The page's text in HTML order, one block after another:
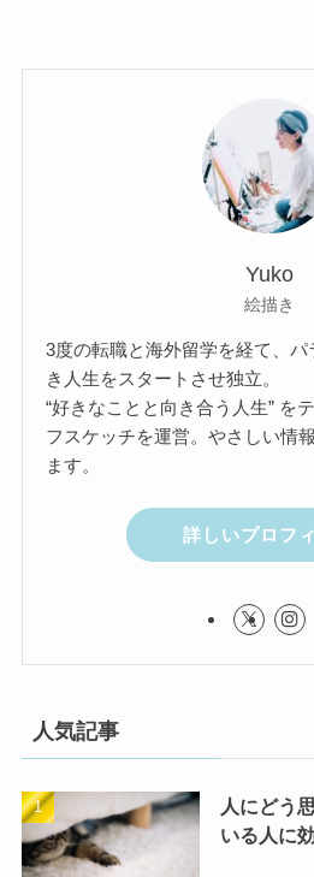
Yuko
絵描き
3度の転職と海外留学を経て、
き人生をスタートさせ独立。
“好きなことと向き合う人生” を
フスケッチを運営。やさしい情
ます。
詳しいプロフ
人気記事
人にどう
いる人に